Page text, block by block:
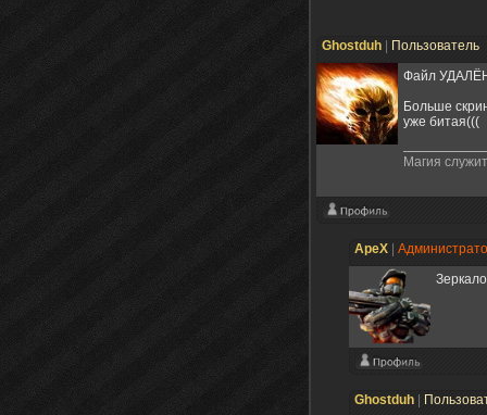
Ghostduh Пользователь
Файл
Больше
уже битая(((
Магия
ApeX
Ghostduh